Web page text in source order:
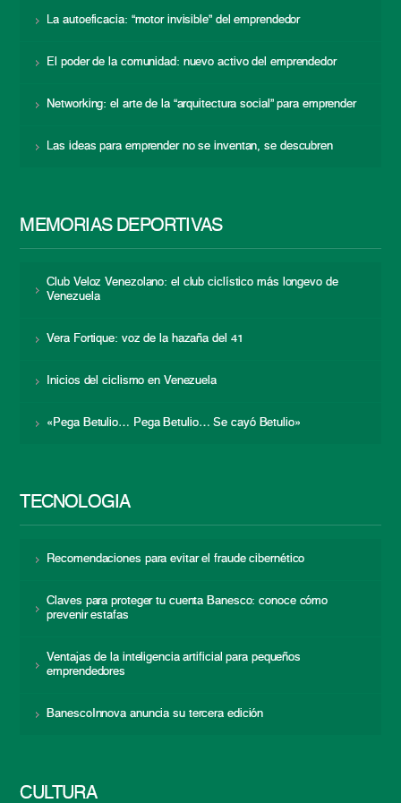
La autoeficacia: “motor invisible” del emprendedor
El poder de la comunidad: nuevo activo del emprendedor
Networking: el arte de la “arquitectura social” para emprender
Las ideas para emprender no se inventan, se descubren
MEMORIAS DEPORTIVAS
Club Veloz Venezolano: el club ciclístico más longevo de
Venezuela
Vera Fortique: voz de la hazaña del 41
Inicios del ciclismo en Venezuela
«Pega Betulio… Pega Betulio… Se cayó Betulio»
TECNOLOGÍA
Recomendaciones para evitar el fraude cibernético
Claves para proteger tu cuenta Banesco: conoce cómo
prevenir estafas
Ventajas de la inteligencia artificial para pequeños
emprendedores
BanescoInnova anuncia su tercera edición
CULTURA